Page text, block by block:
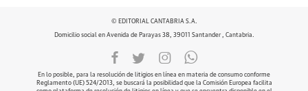
© EDITORIAL CANTABRIA S.A.
Domicilio social en Avenida de Parayas 38, 39011 Santander , Cantabria.
En lo posible, para la resolución de litigios en línea en materia de consumo conforme
Reglamento (UE) 524/2013, se buscará la posibilidad que la Comisión Europea facilita